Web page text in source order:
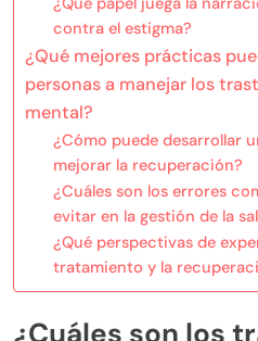
contra el estigma?
¿Qué mejores prácticas
personas a manejar los
mental?
¿Cómo puede desarrollar
mejorar la recuperación?
¿Cuáles son los errores
evitar en la gestión de la
¿Qué perspectivas de
tratamiento y la
¿Cuáles son los